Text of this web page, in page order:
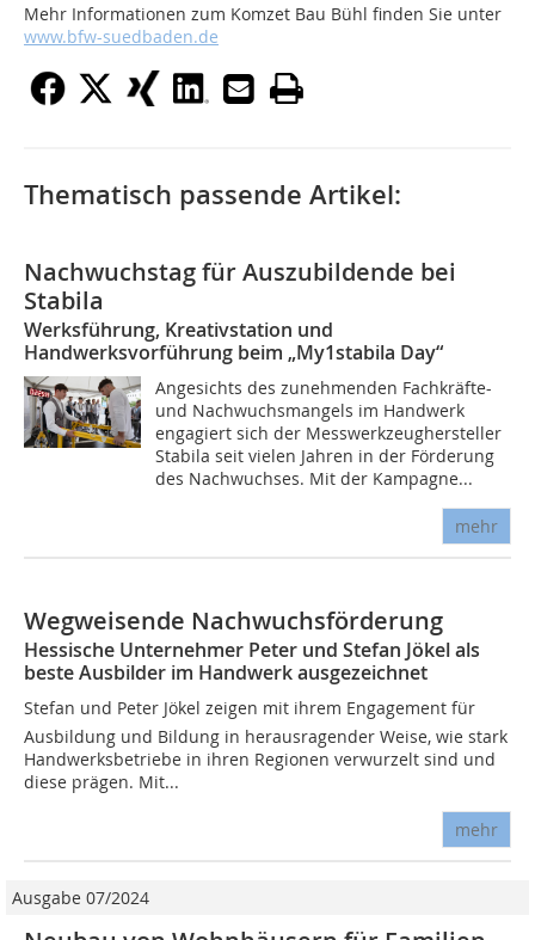
Mehr Informationen zum Komzet Bau Bühl finden Sie unter
www.bfw-suedbaden.de
Thematisch passende Artikel:
Nachwuchstag für Auszubildende bei
Stabila
Werksführung, Kreativstation und
Handwerksvorführung beim „My1stabila Day“
Angesichts des zunehmenden Fachkräfte-
und Nachwuchsmangels im Handwerk
engagiert sich der Messwerkzeughersteller
Stabila seit vielen Jahren in der Förderung
des Nachwuchses. Mit der Kampagne...
mehr
Wegweisende Nachwuchsförderung
Hessische Unternehmer Peter und Stefan Jökel als
beste Ausbilder im Handwerk ausgezeichnet
Stefan und Peter Jökel zeigen mit ihrem Engagement für
Ausbildung und Bildung in herausragender Weise, wie stark
Handwerksbetriebe in ihren Regionen verwurzelt sind und
diese prägen. Mit...
mehr
Ausgabe 07/2024